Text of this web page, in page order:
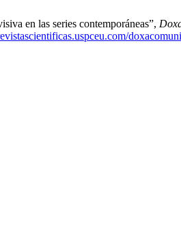
en las series contemporáneas”,